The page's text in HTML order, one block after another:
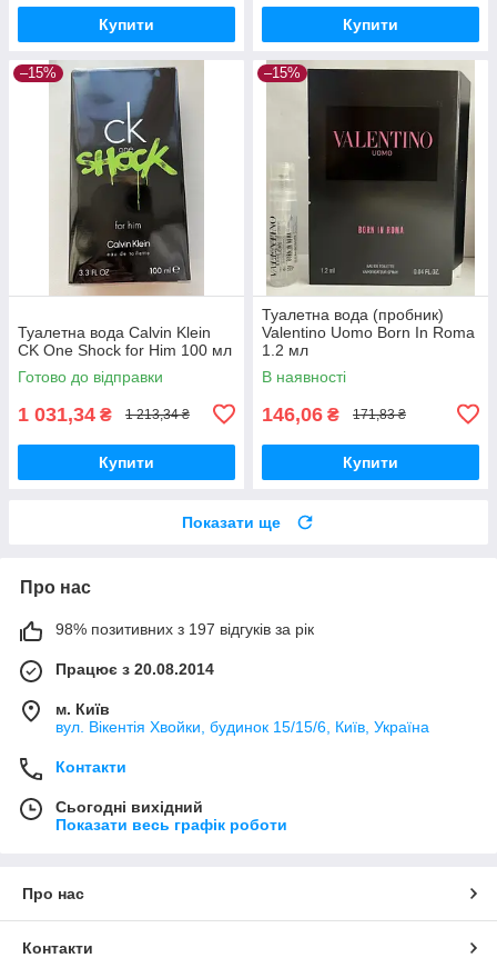
Купити Купити
–15%
Туалетна вода Calvin Klein
CK One Shock for Him 100 мл
Готово до відправки
1 031,34 ₴ 1 213,34 ₴
Купити
–15%
Туалетна вода (пробник)
Valentino Uomo Born In Roma
1.2 мл
В наявності
146,06 ₴ 171,83 ₴
Купити
Показати ще
Про нас
98% позитивних з 197 відгуків за рік
Працює з 20.08.2014
м. Київ
вул. Вікентія Хвойки, будинок 15/15/6, Київ, Україна
Контакти
Сьогодні вихідний
Показати весь графік роботи
Про нас
Контакти